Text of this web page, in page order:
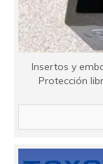
Insertos y
Protección